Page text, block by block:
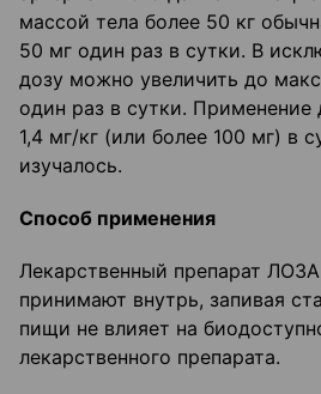
массой тела более 50 кг
50 мг один раз в сутки. В
дозу можно увеличить до
один раз в сутки.
1,4 мг/кг (или более 100 мг) в
изучалось.
Способ применения
Лекарственный препарат
принимают внутрь, запивая
пищи не влияет на
лекарственного препарата.